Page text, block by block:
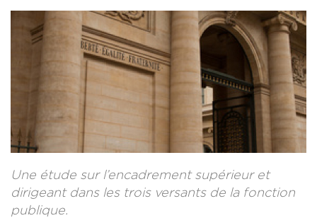
LA REVUE CADRES
LE CREFAC
L’OBSERVATOIRE DES CADRES
Une étude sur l’encadrement supérieur et
dirigeant dans les trois versants de la fonction
publique.